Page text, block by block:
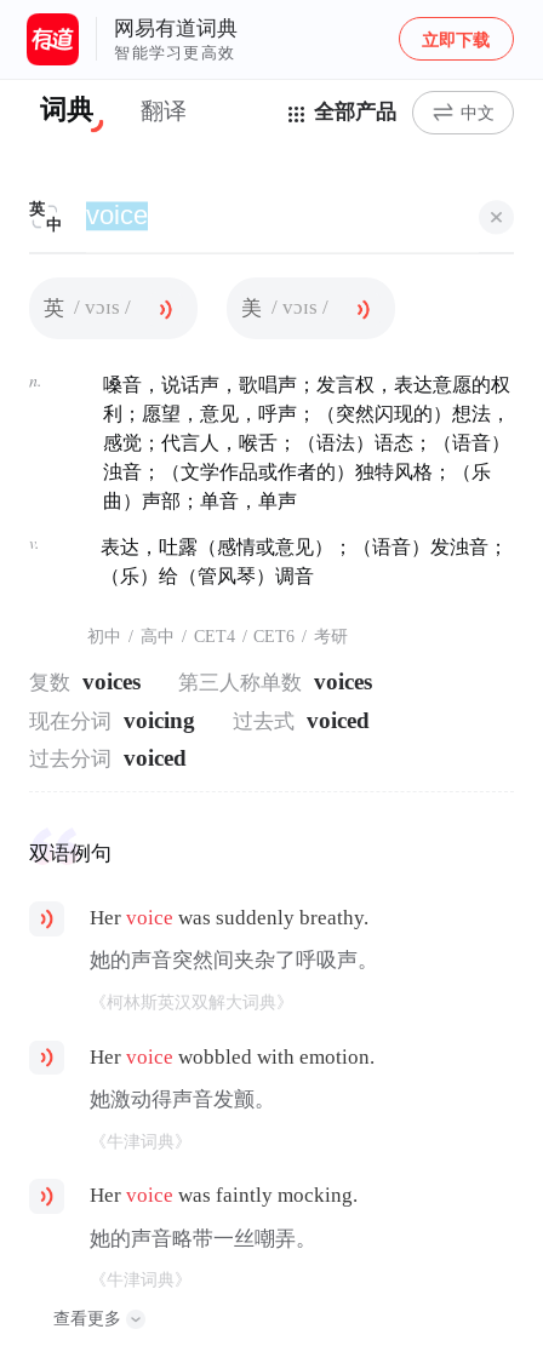
网易有道词典
智能学习更高效
立即下载
词典 翻译 全部产品 中文
英
中
英 / vɔɪs / 美 / vɔɪs /
n.
嗓音，说话声，歌唱声；发言权，表达意愿的权
利；愿望，意见，呼声；（突然闪现的）想法，
感觉；代言人，喉舌；（语法）语态；（语音）
浊音；（文学作品或作者的）独特风格；（乐
曲）声部；单音，单声
v.
表达，吐露（感情或意见）；（语音）发浊音；
（乐）给（管风琴）调音
初中 / 高中 / CET4 / CET6 / 考研
复数 voices 第三人称单数 voices
现在分词 voicing 过去式 voiced
过去分词 voiced
双语例句
Hervoice was suddenly breathy.
她的声音突然间夹杂了呼吸声。
《柯林斯英汉双解大词典》
Hervoice wobbled with emotion.
她激动得声音发颤。
《牛津词典》
Hervoice was faintly mocking.
她的声音略带一丝嘲弄。
《牛津词典》
查看更多